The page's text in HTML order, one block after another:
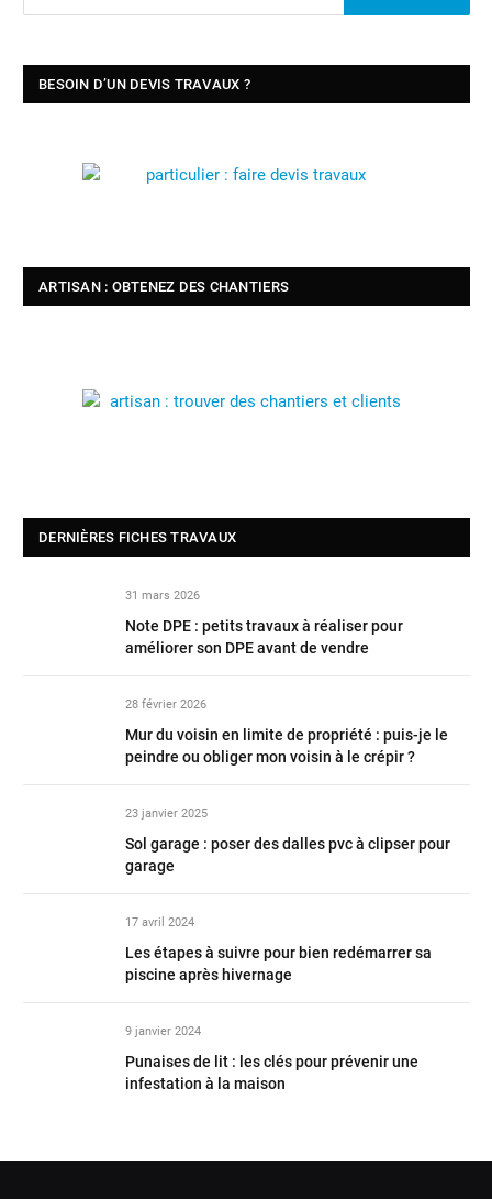
BESOIN D’UN DEVIS TRAVAUX ?
ARTISAN : OBTENEZ DES CHANTIERS
DERNIÈRES FICHES TRAVAUX
31 mars 2026
Note DPE : petits travaux à réaliser pour
améliorer son DPE avant de vendre
28 février 2026
Mur du voisin en limite de propriété : puis-je le
peindre ou obliger mon voisin à le crépir ?
23 janvier 2025
Sol garage : poser des dalles pvc à clipser pour
garage
17 avril 2024
Les étapes à suivre pour bien redémarrer sa
piscine après hivernage
9 janvier 2024
Punaises de lit : les clés pour prévenir une
infestation à la maison